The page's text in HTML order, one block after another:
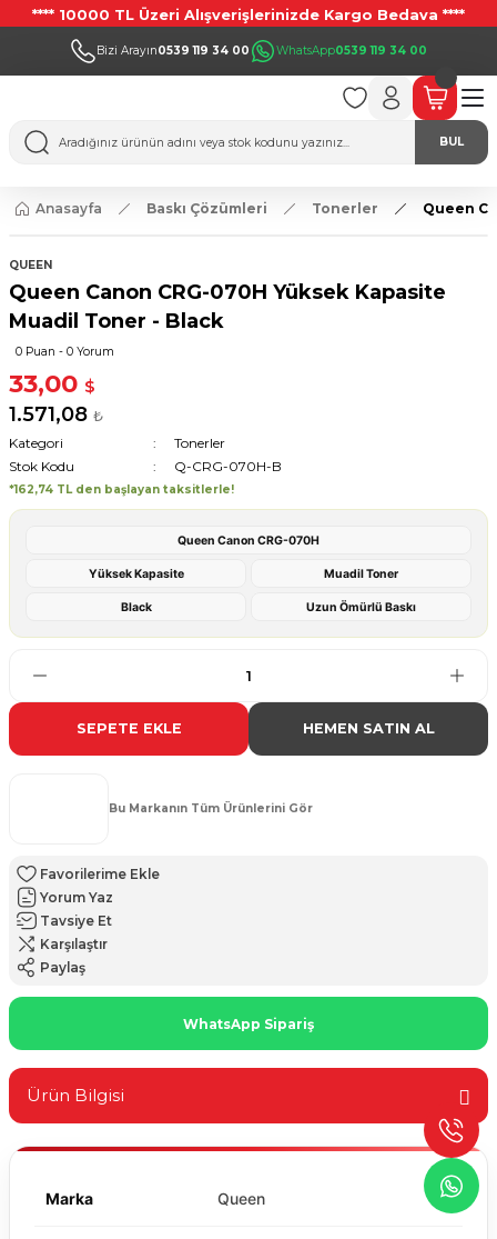
**** 10000 TL Üzeri Alışverişlerinizde Kargo Bedava ****
Bizi Arayın0539 119 34 00 WhatsApp0539 119 34 00
BUL
Anasayfa Baskı Çözümleri Tonerler Queen
QUEEN
Queen Canon CRG-070H Yüksek Kapasite
Muadil Toner - Black
0 Puan - 0 Yorum
33,00 $
1.571,08 ₺
Kategori
Tonerler
Stok Kodu
Q-CRG-070H-B
*162,74 TL den başlayan taksitlerle!
Queen Canon CRG-070H
Yüksek Kapasite Muadil Toner
Black Uzun Ömürlü Baskı
SEPETE EKLE HEMEN SATIN AL
Bu Markanın Tüm Ürünlerini Gör
Yorum Yaz
Tavsiye Et
Karşılaştır
Paylaş
WhatsApp Sipariş
Ürün Bilgisi
Marka Queen